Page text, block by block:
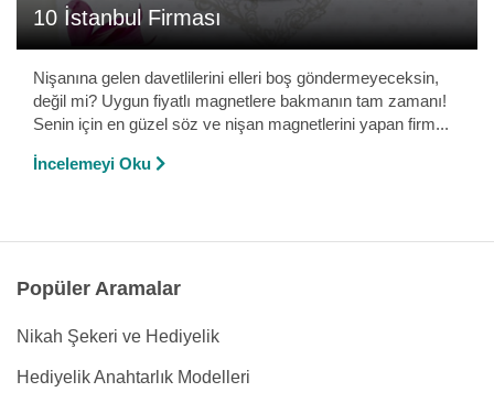
10 İstanbul Firması
Nişanına gelen davetlilerini elleri boş göndermeyeceksin,
değil mi? Uygun fiyatlı magnetlere bakmanın tam zamanı!
Senin için en güzel söz ve nişan magnetlerini yapan firm...
İncelemeyi Oku
Popüler Aramalar
Nikah Şekeri ve Hediyelik
Hediyelik Anahtarlık Modelleri